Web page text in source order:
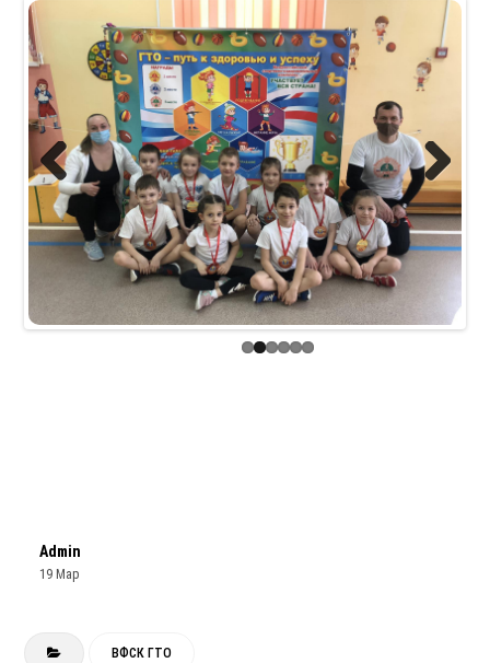
Previous Next
Admin
19 Мар
ВФСК ГТО